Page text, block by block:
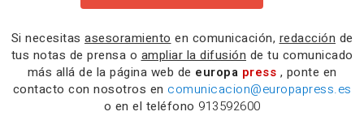
Si necesitas asesoramiento en comunicación, redacción de
tus notas de prensa o ampliar la difusión de tu comunicado
más allá de la página web de europa press , ponte en
contacto con nosotros en comunicacion@europapress.es
o en el teléfono 913592600